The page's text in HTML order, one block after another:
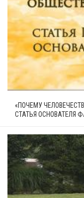
«ПОЧЕМУ
СТАТЬЯ ОСНОВАТЕЛЯ